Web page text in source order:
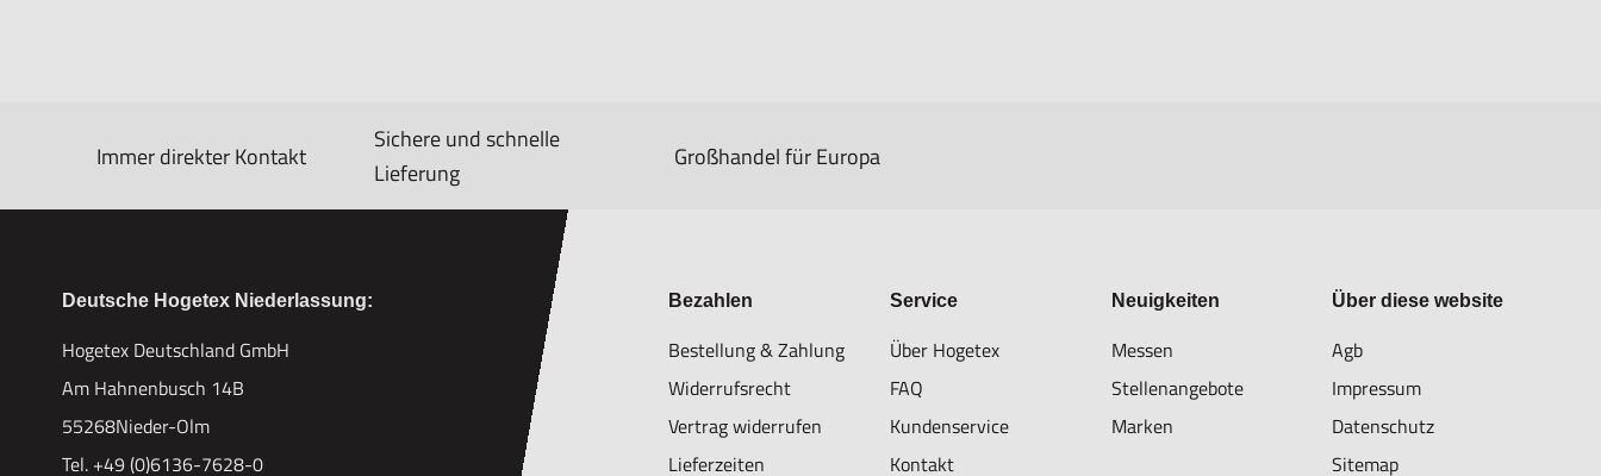
Immer direkter Kontakt
Sichere und schnelle
Lieferung
Großhandel für Europa
Deutsche Hogetex Niederlassung:
Hogetex Deutschland GmbH
Am Hahnenbusch 14B
55268Nieder-Olm
Tel. +49 (0)6136-7628-0
Bezahlen
Bestellung & Zahlung
Widerrufsrecht
Vertrag widerrufen
Lieferzeiten
Service
Über Hogetex
FAQ
Kundenservice
Kontakt
Neuigkeiten
Messen
Stellenangebote
Marken
Über diese website
Agb
Impressum
Datenschutz
Sitemap